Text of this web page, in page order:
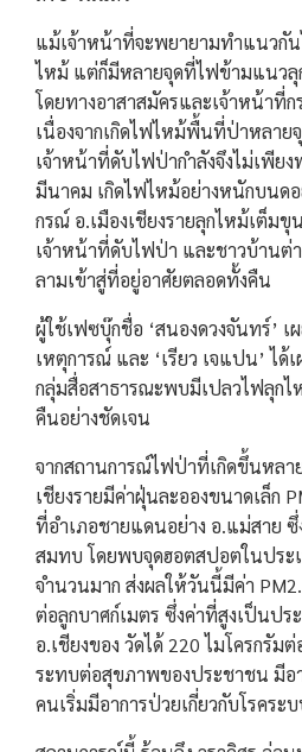
แม้เจ้าหน้าที่จะพยายามทำแนวกัน
ไหม้ แต่ก็มีหลายจุดที่ไฟข้ามแนวลุ
โดยทางอาสาสมัครและเจ้าหน้าที่ก
เนื่องจากเกิดไฟไหม้พื้นที่ป่าหลาย
เจ้าหน้าที่ดับไฟป่ากำลังจึงไม่เพีย
มีนาคม เกิดไฟไหม้อย่างหนักบน
กรณ์ อ.เมืองเชียงรายลุกไหม้เต็ม
เจ้าหน้าที่ดับไฟป่า และชาวบ้านต่
ลามเข้าสู่ที่อยู่อาศัยตลอดทั้งคืน
ผู้ใช้เฟซบุ๊กชื่อ ‘สนองดวงจันทร์’
เหตุการณ์ และ ‘เรียว เจแปน’ ได้
กลุ่มสื่อสาธารณะพบมีเปลวไฟลุกไ
คืนอย่างชัดเจน
จากสถานการณ์ไฟป่าที่เกิดขึ้นหล
เชียงรายมีค่าฝุ่นละอองขนาดเล็ก
ที่อำเภอชายแดนอย่าง อ.แม่สาย
สมทบ โดยพบจุดฮอตสปอตในประ
จำนวนมาก ส่งผลให้วันนี้มีค่า
ต่อลูกบาศก์เมตร ซึ่งค่าที่สูงเป็นป
อ.เชียงของ วัดได้ 220 ไมโครกรัม
ระทบต่อสุขภาพของประชาชน มีอ
คนเริ่มมีอาการป่วยเกี่ยวกับโรคระ